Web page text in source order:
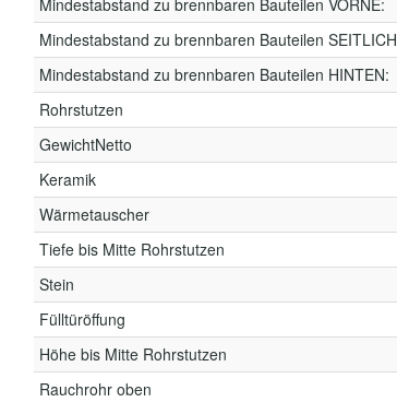
Mindestabstand zu brennbaren Bauteilen VORNE:
Mindestabstand zu brennbaren Bauteilen SEITLICH
Mindestabstand zu brennbaren Bauteilen HINTEN:
Rohrstutzen
GewichtNetto
Keramik
Wärmetauscher
Tiefe bis Mitte Rohrstutzen
Stein
Fülltüröffung
Höhe bis Mitte Rohrstutzen
Rauchrohr oben